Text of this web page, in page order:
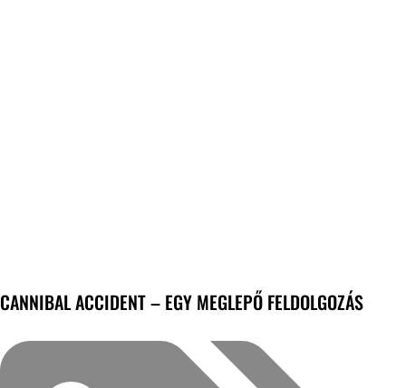
CANNIBAL ACCIDENT – EGY MEGLEPŐ FELDOLGOZÁS